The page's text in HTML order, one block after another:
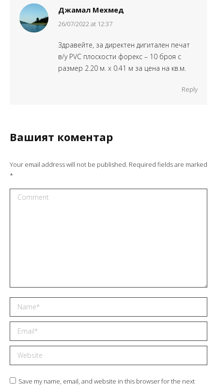
Джамал Мехмед
says:
26/07/2022 at 12:37
Здравейте, за директен дигитален печат
в/у PVC плоскости форекс – 10 броя с
размер 2.20 м. х 0.41 м за цена на кв.м.
Reply
Вашият коментар
Your email address will not be published. Required fields are marked
*
Comment
Name *
Email *
Website
Save my name, email, and website in this browser for the next